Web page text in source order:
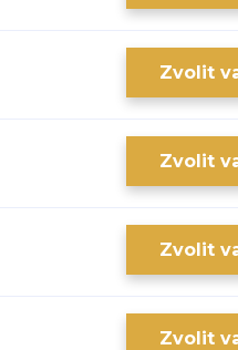
Zvolit
Zvolit
Zvolit
Zvolit